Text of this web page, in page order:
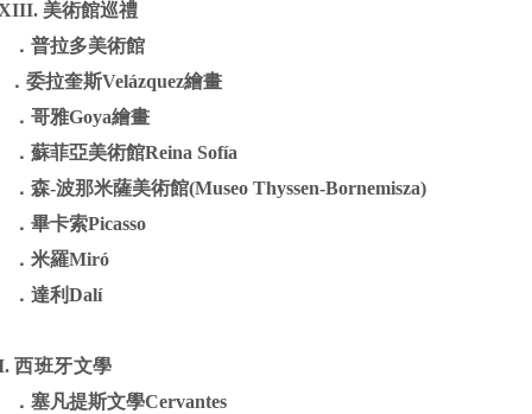
II. 美術館巡禮
． 普拉多美術館
． 委拉奎斯Velázquez繪畫
． 哥雅Goya繪畫
． 蘇菲亞美術館Reina Sofía
． 森-波那米薩美術館(Museo Thyssen-Bornemisza)
． 畢卡索Picasso
． 米羅Miró
． 達利Dalí
西班牙文學
． 塞凡提斯文學Cervantes